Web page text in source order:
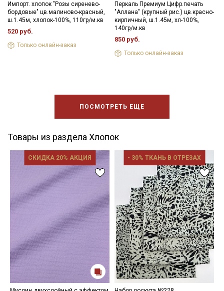
Импорт. хлопок "Розы сиренево-
бордовые" цв.малиново-красный,
ш.1.45м, хлопок-100%, 110гр/м.кв
520 руб.
Только онлайн-заказ
Перкаль Премиум Цифр.печать
"Аллана" (крупный рис.) цв.красно-
кирпичный, ш.1.45м, хл-100%,
140гр/м.кв
850 руб.
Только онлайн-заказ
ПОСМОТРЕТЬ ЕЩЕ
Товары из раздела Хлопок
СКИДКА 20% АКЦИЯ - 30% ТКАНЬ В ОТРЕЗАХ